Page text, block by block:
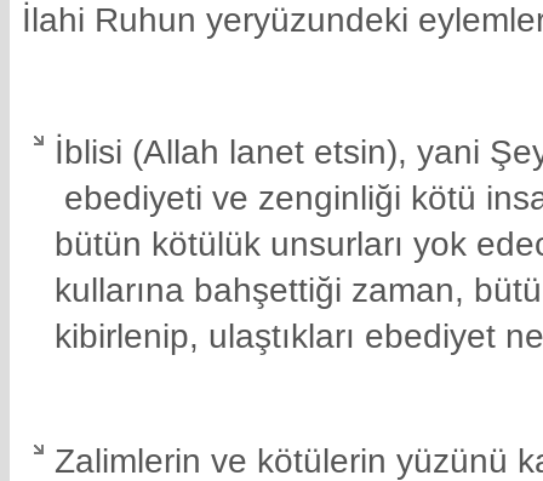
İlahi Ruhun yeryüzundeki
İblisi (Allah lanet etsin), yani
ebediyeti ve zenginliği kötü
bütün kötülük unsurları yok
kullarına bahşettiği zaman,
kibirlenip, ulaştıkları ebediyet
Zalimlerin ve kötülerin yüzünü